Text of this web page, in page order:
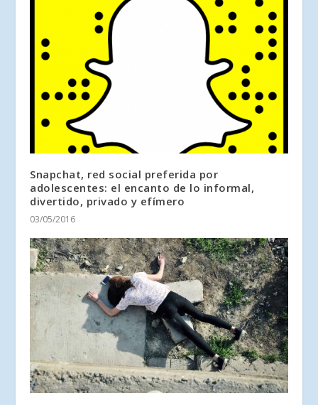
Snapchat, red social preferida por
adolescentes: el encanto de lo informal,
divertido, privado y efímero
03/05/2016